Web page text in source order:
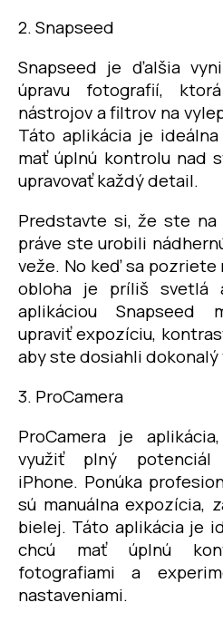
2. Snapseed
Snapseed je ďalšia
úpravu fotografií,
nástrojov a filtrov na
Táto aplikácia je
mať úplnú kontrolu nad
upravovať každý detail.
Predstavte si, že ste na
práve ste urobili
veže. No keď sa
obloha je príliš svetlá
aplikáciou Snapseed
upraviť expozíciu,
aby ste dosiahli dokonalý
3. ProCamera
ProCamera je
využiť plný potenciál
iPhone. Ponúka
sú manuálna expozícia,
bielej. Táto aplikácia je
chcú mať úplnú
fotografiami a
nastaveniami.